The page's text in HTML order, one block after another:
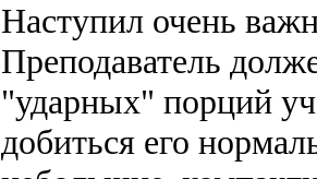
Наступил очень
Преподаватель
"ударных" порций
добиться его